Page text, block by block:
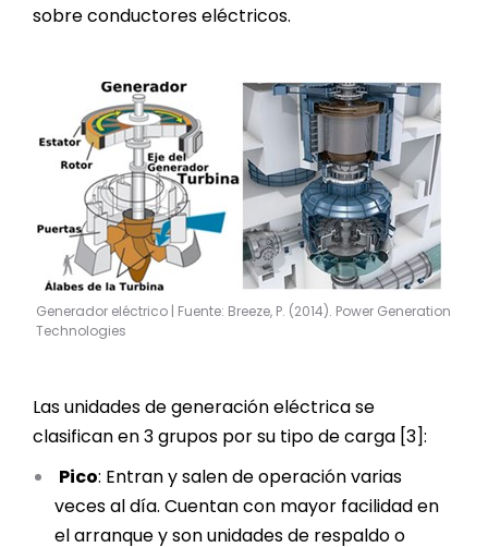
sobre conductores eléctricos.
Generador eléctrico | Fuente: Breeze, P. (2014). Power Generation
Technologies
Las unidades de generación eléctrica se
clasifican en 3 grupos por su tipo de carga [3]:
Pico: Entran y salen de operación varias
veces al día. Cuentan con mayor facilidad en
el arranque y son unidades de respaldo o